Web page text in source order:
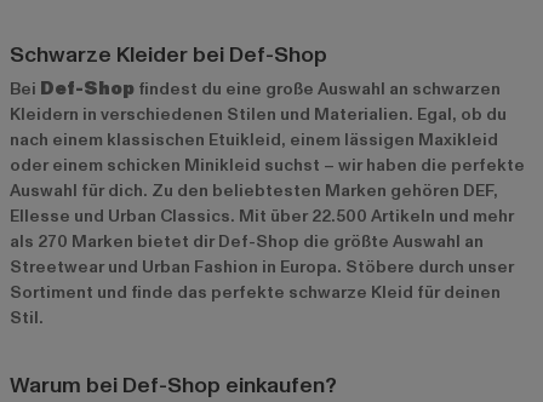
Schwarze Kleider bei Def-Shop
Bei Def-Shop findest du eine große Auswahl an schwarzen
Kleidern in verschiedenen Stilen und Materialien. Egal, ob du
nach einem klassischen Etuikleid, einem lässigen Maxikleid
oder einem schicken Minikleid suchst – wir haben die perfekte
Auswahl für dich. Zu den beliebtesten Marken gehören DEF,
Ellesse und Urban Classics. Mit über 22.500 Artikeln und mehr
als 270 Marken bietet dir Def-Shop die größte Auswahl an
Streetwear und Urban Fashion in Europa. Stöbere durch unser
Sortiment und finde das perfekte schwarze Kleid für deinen
Stil.
Warum bei Def-Shop einkaufen?